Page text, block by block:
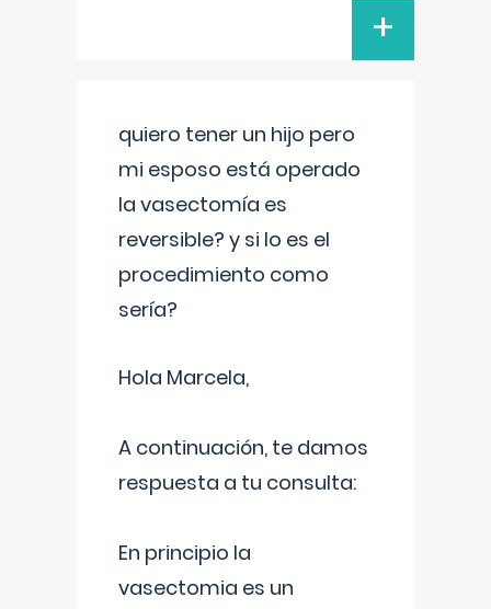
+
quiero tener un hijo pero
mi esposo está operado
la vasectomía es
reversible? y si lo es el
procedimiento como
sería?
Hola Marcela,
A continuación, te damos
respuesta a tu consulta:
En principio la
vasectomia es un